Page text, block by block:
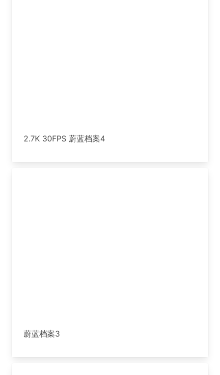
2.7K 30FPS 蔚蓝档案4
蔚蓝档案3